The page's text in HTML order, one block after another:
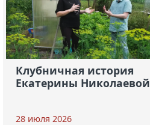
Клубничная история
Екатерины Николаевой
28 июля 2026